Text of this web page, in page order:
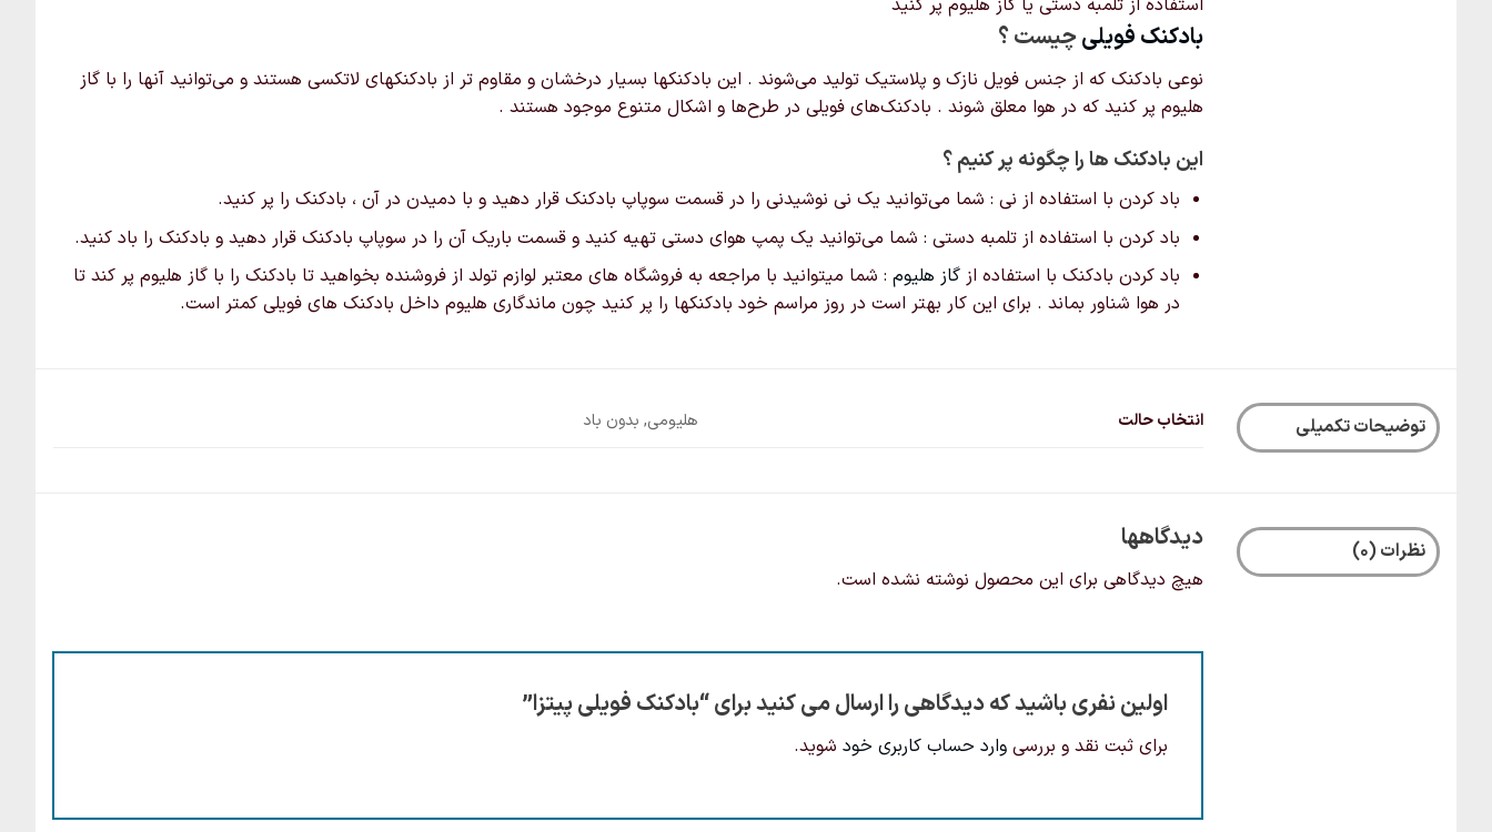
استفاده از تلمبه دستی یا گاز هلیوم پر کنید
بادکنک‌ فویلی چیست ؟
نوعی بادکنک که از جنس فویل نازک و پلاستیک تولید می‌شوند . این بادکنکها بسیار درخشان و مقاوم تر از بادکنکهای لاتکسی هستند و می‌توانید آنها را با گاز
هلیوم پر کنید که در هوا معلق شوند . بادکنک‌های فویلی در طرح‌ها و اشکال‌ متنوع موجود هستند .
این بادکنک ها را چگونه پر کنیم ؟
باد کردن با استفاده از نی : شما می‌توانید یک نی نوشیدنی را در قسمت سوپاپ بادکنک قرار دهید و با دمیدن در آن ، بادکنک را پر کنید.
باد کردن با استفاده از تلمبه دستی : شما می‌توانید یک پمپ هوای دستی تهیه کنید و قسمت باریک آن را در سوپاپ بادکنک قرار دهید و بادکنک را باد کنید.
باد کردن بادکنک با استفاده ازگاز هلیوم : شما میتوانید با مراجعه به فروشگاه های معتبر لوازم تولد از فروشنده بخواهید تا بادکنک را با گاز هلیوم پر کند تا
در هوا شناور بماند . برای این کار بهتر است در روز مراسم خود بادکنکها را پر کنید چون ماندگاری هلیوم داخل بادکنک های فویلی کمتر است.
توضیحات تکمیلی انتخاب حالت هلیومی, بدون باد
نظرات (0) دیدگاهها
هیچ دیدگاهی برای این محصول نوشته نشده است.
اولین نفری باشید که دیدگاهی را ارسال می کنید برای “بادکنک فویلی پیتزا”
برای ثبت نقد و بررسیوارد حساب کاربری خود شوید.